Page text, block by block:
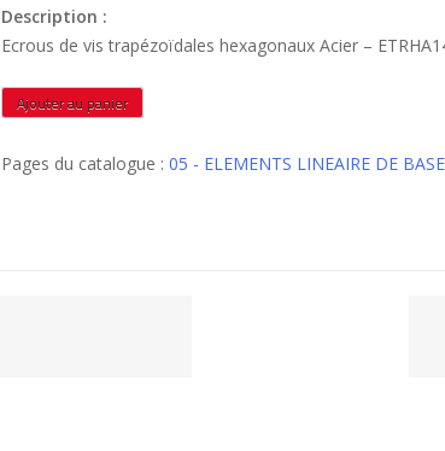
Description :
Ecrous de vis trapézoïdales hexagonaux Acier –
quantité
de
Ajouter au panier
Pages du catalogue : 05 - ELEMENTS LINEAIRE DE BASE